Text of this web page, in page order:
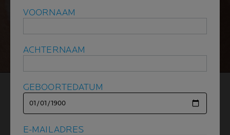
HOE BRENG JE
ZONNEBRANDCRÈME
VOORNAAM
ACHTERNAAM
GEBOORTEDATUM
E-MAILADRES
VOORNAAM
ACHTERNAAM
GEBOORTEDATUM
E-MAILADRES